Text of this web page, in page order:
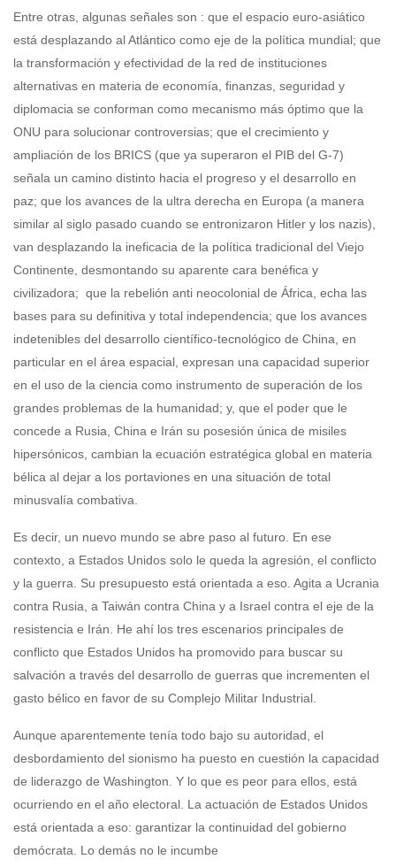
Entre otras, algunas señales son : que el espacio euro-asiático
está desplazando al Atlántico como eje de la política mundial; que
la transformación y efectividad de la red de instituciones
alternativas en materia de economía, finanzas, seguridad y
diplomacia se conforman como mecanismo más óptimo que la
ONU para solucionar controversias; que el crecimiento y
ampliación de los BRICS (que ya superaron el PIB del G-7)
señala un camino distinto hacia el progreso y el desarrollo en
paz; que los avances de la ultra derecha en Europa (a manera
similar al siglo pasado cuando se entronizaron Hitler y los nazis),
van desplazando la ineficacia de la política tradicional del Viejo
Continente, desmontando su aparente cara benéfica y
civilizadora; que la rebelión anti neocolonial de África, echa las
bases para su definitiva y total independencia; que los avances
indetenibles del desarrollo científico-tecnológico de China, en
particular en el área espacial, expresan una capacidad superior
en el uso de la ciencia como instrumento de superación de los
grandes problemas de la humanidad; y, que el poder que le
concede a Rusia, China e Irán su posesión única de misiles
hipersónicos, cambian la ecuación estratégica global en materia
bélica al dejar a los portaviones en una situación de total
minusvalía combativa.
Es decir, un nuevo mundo se abre paso al futuro. En ese
contexto, a Estados Unidos solo le queda la agresión, el conflicto
y la guerra. Su presupuesto está orientada a eso. Agita a Ucrania
contra Rusia, a Taiwán contra China y a Israel contra el eje de la
resistencia e Irán. He ahí los tres escenarios principales de
conflicto que Estados Unidos ha promovido para buscar su
salvación a través del desarrollo de guerras que incrementen el
gasto bélico en favor de su Complejo Militar Industrial.
Aunque aparentemente tenía todo bajo su autoridad, el
desbordamiento del sionismo ha puesto en cuestión la capacidad
de liderazgo de Washington. Y lo que es peor para ellos, está
ocurriendo en el año electoral. La actuación de Estados Unidos
está orientada a eso: garantizar la continuidad del gobierno
demócrata. Lo demás no le incumbe